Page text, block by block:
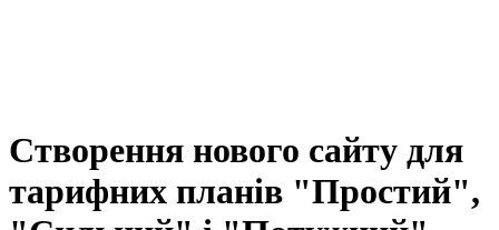
Створення нового сайту для
тарифних планів "Простий",